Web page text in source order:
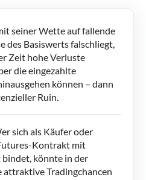
seiner Wette auf fallende
des Basiswerts falschliegt,
Zeit hohe Verluste
die eingezahlte
können – dann
Ruin.
sich als Käufer oder
Kontrakt mit
könnte in der
attraktive Tradingchancen